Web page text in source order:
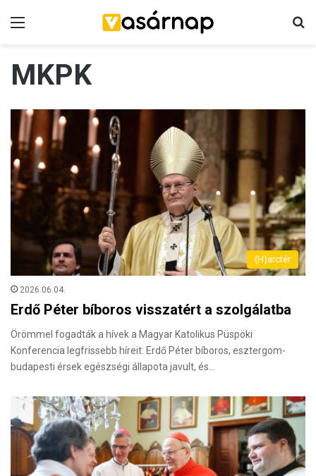
MKPK
(H)arctér
2026.06.04.
Erdő Péter bíboros visszatért a szolgálatba
Örömmel fogadták a hívek a Magyar Katolikus Püspöki
Konferencia legfrissebb híreit: Erdő Péter bíboros, esztergom-
budapesti érsek egészségi állapota javult, és…